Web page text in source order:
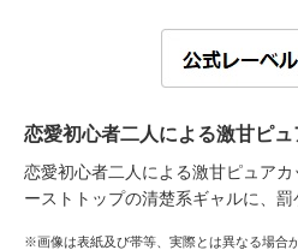
恋愛初心者二人による激甘ピュ
恋愛初心者二人による激甘ピュア
ーストトップの清楚系ギャルに、罰
※画像は表紙及び帯等、実際とは異なる場合